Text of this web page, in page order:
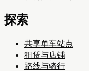
探索
共享单车站点
租赁与店铺
路线与骑行